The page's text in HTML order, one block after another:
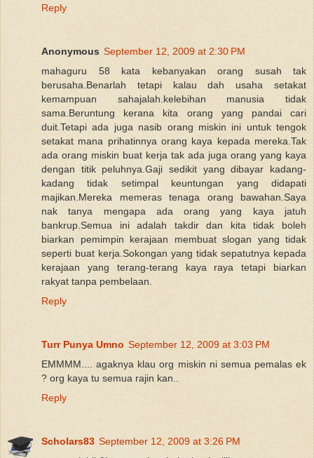
Reply
Anonymous September 12, 2009 at 2:30 PM
mahaguru 58 kata kebanyakan orang susah tak
berusaha.Benarlah tetapi kalau dah usaha setakat
kemampuan sahajalah.kelebihan manusia tidak
sama.Beruntung kerana kita orang yang pandai cari
duit.Tetapi ada juga nasib orang miskin ini untuk tengok
setakat mana prihatinnya orang kaya kepada mereka.Tak
ada orang miskin buat kerja tak ada juga orang yang kaya
dengan titik peluhnya.Gaji sedikit yang dibayar kadang-
kadang tidak setimpal keuntungan yang didapati
majikan.Mereka memeras tenaga orang bawahan.Saya
nak tanya mengapa ada orang yang kaya jatuh
bankrup.Semua ini adalah takdir dan kita tidak boleh
biarkan pemimpin kerajaan membuat slogan yang tidak
seperti buat kerja.Sokongan yang tidak sepatutnya kepada
kerajaan yang terang-terang kaya raya tetapi biarkan
rakyat tanpa pembelaan.
Reply
Turr Punya Umno September 12, 2009 at 3:03 PM
EMMMM.... agaknya klau org miskin ni semua pemalas ek
? org kaya tu semua rajin kan..
Reply
Scholars83 September 12, 2009 at 3:26 PM